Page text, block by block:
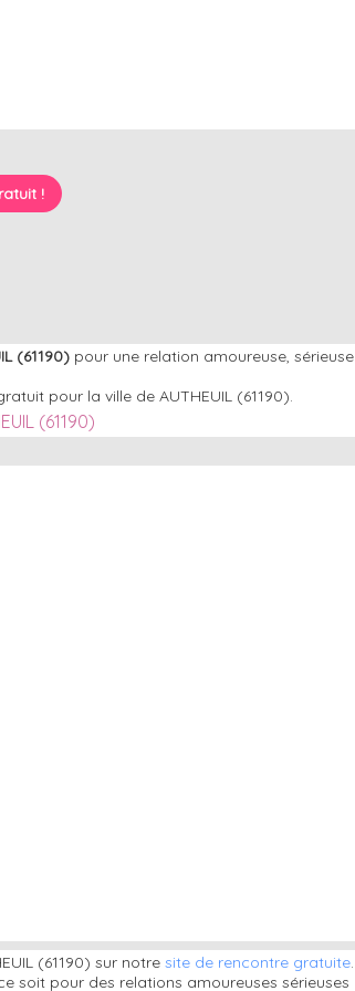
!
(61190) pour une relation amoureuse, sérieuse
pour la ville de AUTHEUIL (61190).
(61190)
(61190) sur notre site de rencontre gratuite.
soit pour des relations amoureuses sérieuses